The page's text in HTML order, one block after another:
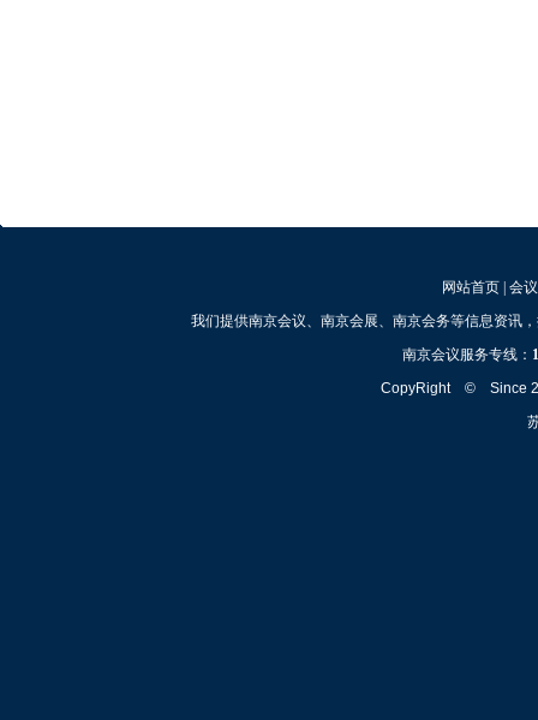
网站首页| 会
我们提供南京会议、南京会展、南京会务等信息资讯
南京会议服务专线：
CopyRight © Since